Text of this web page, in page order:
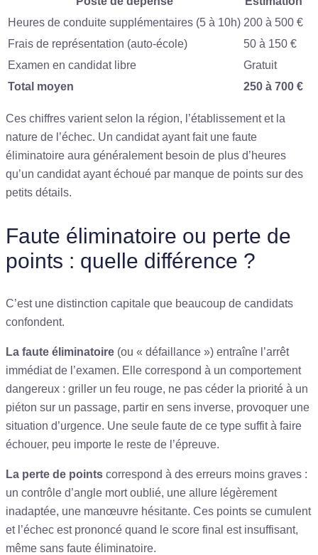
Heures de conduite supplémentaires (5 à 10h) 200 à 500 €
Frais de représentation (auto-école)
50 à 150 €
Examen en candidat libre
Gratuit
Total moyen
250 à 700 €
Ces chiffres varient selon la région, l’établissement et la
nature de l’échec. Un candidat ayant fait une faute
éliminatoire aura généralement besoin de plus d’heures
qu’un candidat ayant échoué par manque de points sur des
petits détails.
Faute éliminatoire ou perte de
points : quelle différence ?
C’est une distinction capitale que beaucoup de candidats
confondent.
La faute éliminatoire (ou « défaillance ») entraîne l’arrêt
immédiat de l’examen. Elle correspond à un comportement
dangereux : griller un feu rouge, ne pas céder la priorité à un
piéton sur un passage, partir en sens inverse, provoquer une
situation d’urgence. Une seule faute de ce type suffit à faire
échouer, peu importe le reste de l’épreuve.
La perte de points correspond à des erreurs moins graves :
un contrôle d’angle mort oublié, une allure légèrement
inadaptée, une manœuvre hésitante. Ces points se cumulent
et l’échec est prononcé quand le score final est insuffisant,
même sans faute éliminatoire.